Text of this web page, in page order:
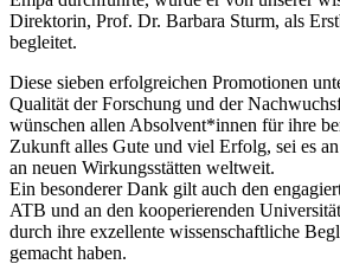
Direktorin, Prof. Dr. Barbara Sturm, als
begleitet.
Diese sieben erfolgreichen Promotionen
Qualität der Forschung und der
wünschen allen Absolvent*innen für ihre
Zukunft alles Gute und viel Erfolg, sei es
an neuen Wirkungsstätten weltweit.
Ein besonderer Dank gilt auch den
ATB und an den kooperierenden
durch ihre exzellente wissenschaftliche
gemacht haben.